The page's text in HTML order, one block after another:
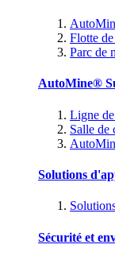
Flotte
Parc de
AutoMine®
Ligne
Salle de
Solutions
Sécurité et